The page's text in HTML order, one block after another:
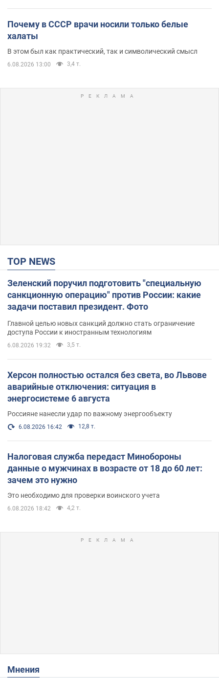
Почему в СССР врачи носили только белые
халаты
В этом был как практический, так и символический смысл
6.08.2026 13:00 3,4 т.
TOP NEWS
Зеленский поручил подготовить "специальную
санкционную операцию" против России: какие
задачи поставил президент. Фото
Главной целью новых санкций должно стать ограничение
доступа России к иностранным технологиям
6.08.2026 19:32 3,5 т.
Херсон полностью остался без света, во Львове
аварийные отключения: ситуация в
энергосистеме 6 августа
Россияне нанесли удар по важному энергообъекту
6.08.2026 16:42 12,8 т.
Налоговая служба передаст Минобороны
данные о мужчинах в возрасте от 18 до 60 лет:
зачем это нужно
Это необходимо для проверки воинского учета
6.08.2026 18:42 4,2 т.
Мнения